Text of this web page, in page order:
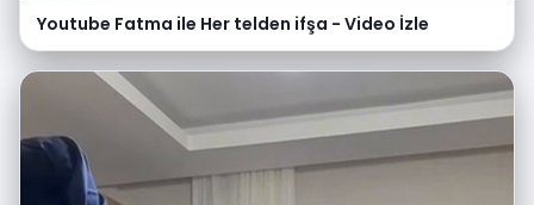
Youtube Fatma ile Her telden ifşa - Video İzle